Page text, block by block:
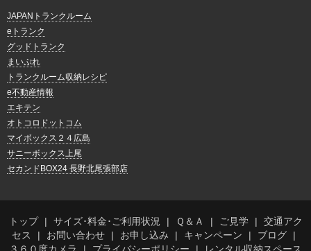
JAPANトランクルーム
eトランク
グッドトランク
まいぷれ
トランクルーム収納レシピ
e不動産情報
エキテン
オトコロドットコム
マイボックス２４広島
サニーボックス上尾
セカンドBOX24 長野北尾張部店
トップ サイズ･料金･ご利用状況 Ｑ＆Ａ ご見学
交通アク
セス
お問い合わせ お申し込み キャンペーン
ブログ